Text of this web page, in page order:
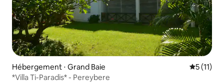
Hébergement ⋅ Grand Baie
5 (11)
*Villa Ti-Paradis* - Pereybere